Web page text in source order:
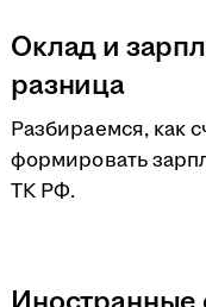
Оклад и
разница
Разбираемся, как
формировать
ТК РФ.